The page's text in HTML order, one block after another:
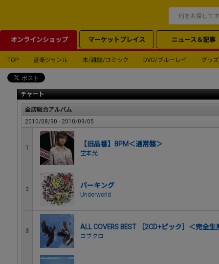
オンラインショップ マーケットプレイス ニュース＆記事
TOP 音楽ジャンル 本/雑誌/コミック DVD/ブルーレイ グッズ
チャート
全店総合アルバム
2010/08/30 - 2010/09/05
1 【旧品番】BPM＜通常盤＞
堂本光一
2 バーキング
Underworld
3 ALL COVERS BEST ［2CD+ピック］＜完全
コブクロ